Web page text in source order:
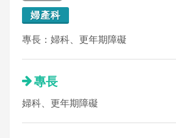
婦產科
專長：婦科、更年期障礙
專長
婦科、更年期障礙